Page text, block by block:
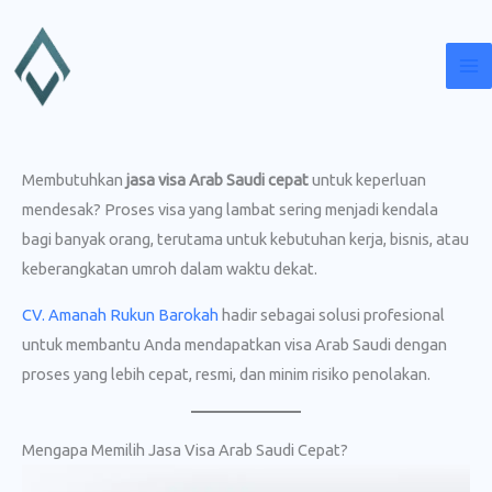
konten
Membutuhkan jasa visa Arab Saudi cepatuntuk keperluan
mendesak? Proses visa yang lambat sering menjadi kendala
bagi banyak orang, terutama untuk kebutuhan kerja, bisnis, atau
keberangkatan umroh dalam waktu dekat.
CV. Amanah Rukun Barokah hadir sebagai solusi profesional
untuk membantu Anda mendapatkan visa Arab Saudi dengan
proses yang lebih cepat, resmi, dan minim risiko penolakan.
Mengapa Memilih Jasa Visa Arab Saudi Cepat?